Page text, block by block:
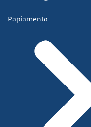
Papiamento